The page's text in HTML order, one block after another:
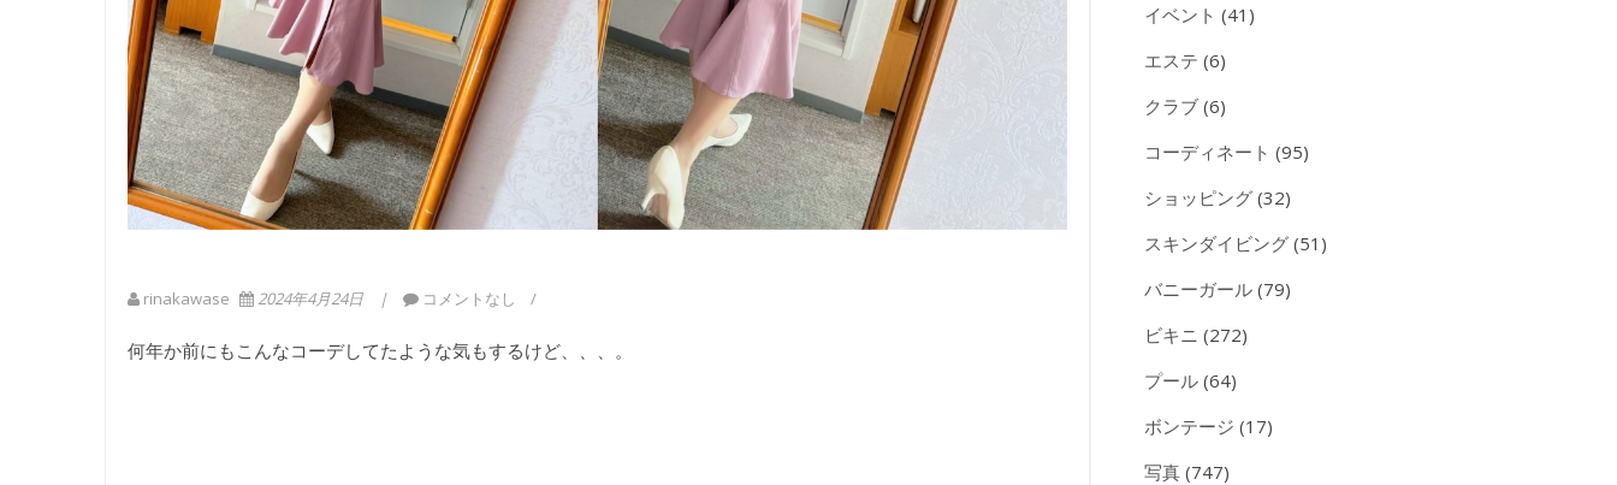
rinakawase 2024年4月24日 コメントなし
何年か前にもこんなコーデしてたような気もするけど、、、。
イベント (41)
エステ (6)
クラブ (6)
コーディネート (95)
ショッピング (32)
スキンダイビング (51)
バニーガール (79)
ビキニ (272)
プール (64)
ボンテージ (17)
写真 (747)